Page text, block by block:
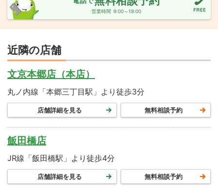
営業時間 9:00～19:00
近隣の店舗
文京本郷店（本店）
丸ノ内線「本郷三丁目駅」より徒歩3分
店舗詳細を見る 無料相談予約
飯田橋店
JR線「飯田橋駅」より徒歩4分
店舗詳細を見る 無料相談予約